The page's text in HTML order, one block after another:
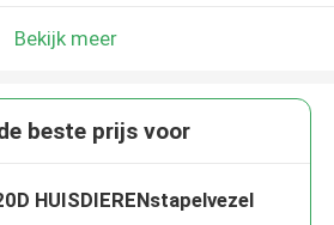
Bekijk meer
beste prijs voor
HUISDIERENstapelvezel